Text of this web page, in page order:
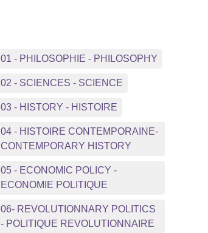
01 - PHILOSOPHIE - PHILOSOPHY
02 - SCIENCES - SCIENCE
03 - HISTORY - HISTOIRE
04 - HISTOIRE CONTEMPORAINE-
CONTEMPORARY HISTORY
05 - ECONOMIC POLICY -
ECONOMIE POLITIQUE
06- REVOLUTIONNARY POLITICS
- POLITIQUE REVOLUTIONNAIRE